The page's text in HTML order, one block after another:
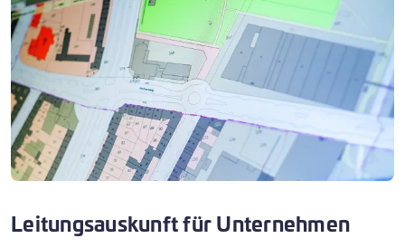
Leitungsauskunft für Unternehmen